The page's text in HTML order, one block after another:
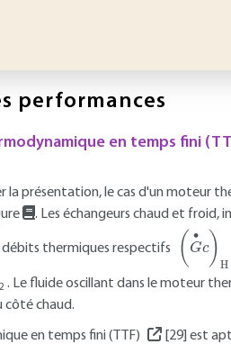
performances
en temps fini
la présentation, le cas d'un moteur
. Les échangeurs chaud et froid,
thermiques respectifs
G H
. Le fluide oscillant dans le moteur
côté chaud.
en temps fini (TTF)
[29] est